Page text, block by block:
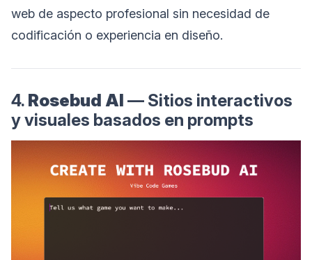
web de aspecto profesional sin necesidad de
codificación o experiencia en diseño.
4. Rosebud AI — Sitios interactivos
y visuales basados en prompts